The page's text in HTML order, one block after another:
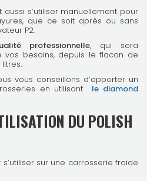
s’utiliser manuellement pour
que ce soit après ou sans
P2.
professionnelle, qui sera
vos besoins, depuis le flacon de
vous conseillons d’apporter un
en utilisant
le diamond
DU POLISH
sur une carrosserie froide